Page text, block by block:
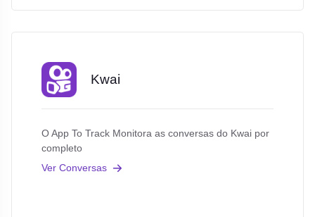
Kwai
O App To Track Monitora as conversas do Kwai por
completo
Ver Conversas